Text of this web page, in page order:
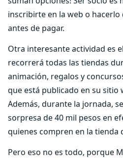
inscribirte en la web o
antes de pagar.
Otra interesante actividad es el
recorrerá todas las tiendas
animación, regalos y
que está publicado en su sitio
Además, durante la jornada,
sorpresa de 40 mil pesos en
quienes compren en la tienda
Pero eso no es todo, porque